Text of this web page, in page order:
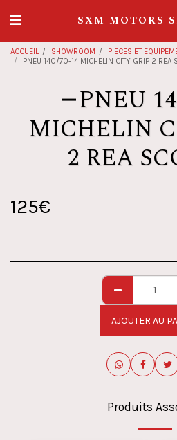
SXM MOTORS
ACCUEIL SHOWROOM PIECES ET
PNEU 140/70-14 MICHELIN CITY GRIP 2 REA
PNEU
MICHELIN
2 REA
125€
AJOUTER AU
Produits